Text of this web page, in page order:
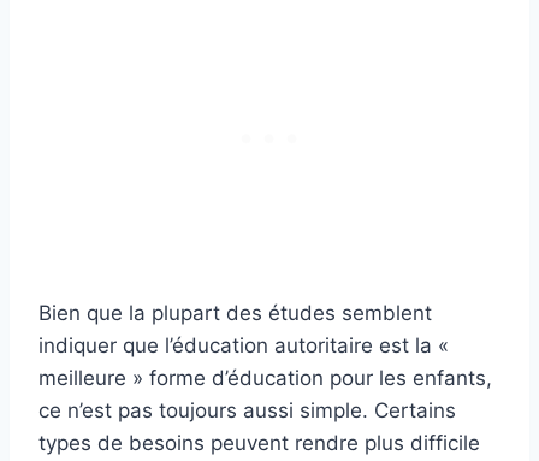
Bien que la plupart des études semblent
indiquer que l’éducation autoritaire est la «
meilleure » forme d’éducation pour les enfants,
ce n’est pas toujours aussi simple. Certains
types de besoins peuvent rendre plus difficile